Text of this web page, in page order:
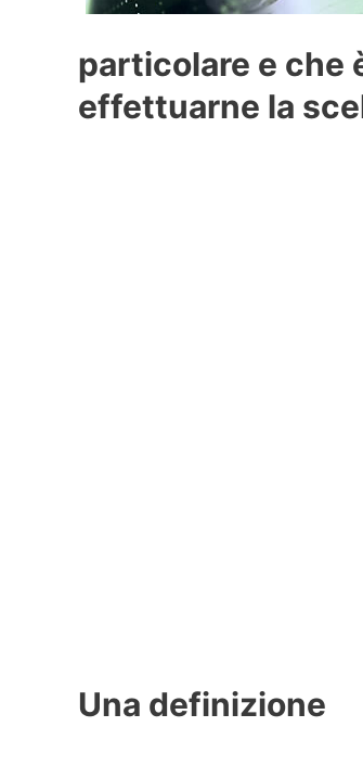
particolare e che
effettuarne la
Una definizione